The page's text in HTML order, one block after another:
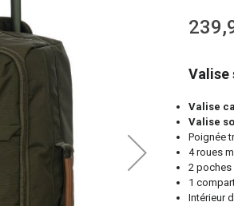
Valise
Valise
Valise
Poignée
4 roues
2
1
Intérieur